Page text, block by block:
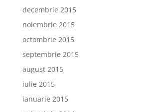
decembrie 2015
noiembrie 2015
octombrie 2015
septembrie 2015
august 2015
iulie 2015
ianuarie 2015